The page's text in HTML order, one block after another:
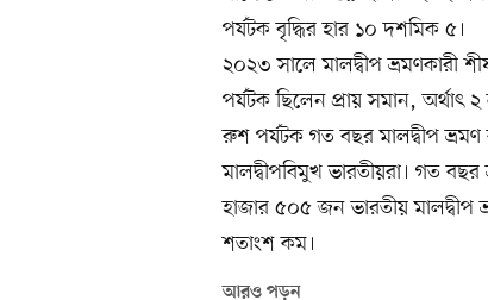
পর্যটক বৃদ্ধির হার ১০ দশমিক ৫।
২০২৩ সালে মালদ্বীপ ভ্রমণকারী
পর্যটক ছিলেন প্রায় সমান,
রুশ পর্যটক গত বছর মালদ্বীপ
মালদ্বীপবিমুখ ভারতীয়রা। গত বছর
হাজার ৫০৫ জন ভারতীয়
শতাংশ কম।
আরও পড়ুন